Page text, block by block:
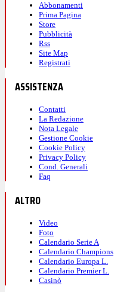
Abbonamenti
Prima Pagina
Store
Pubblicità
Rss
Site Map
Registrati
ASSISTENZA
Contatti
La Redazione
Nota Legale
Gestione Cookie
Cookie Policy
Privacy Policy
Cond. Generali
Faq
ALTRO
Video
Foto
Calendario Serie A
Calendario Champions
Calendario Europa L.
Calendario Premier L.
Casinò